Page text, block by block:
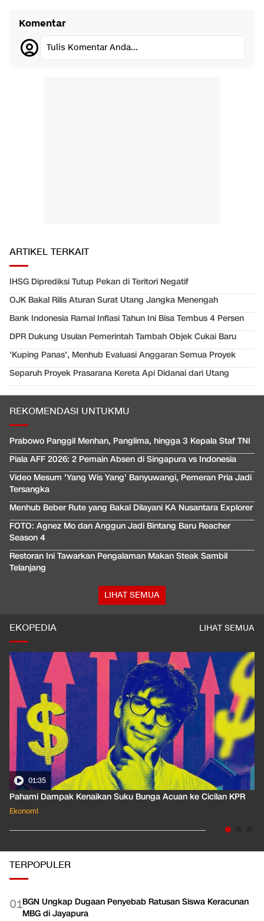
Komentar
Tulis Komentar Anda...
ARTIKEL TERKAIT
IHSG Diprediksi Tutup Pekan di Teritori Negatif
OJK Bakal Rilis Aturan Surat Utang Jangka Menengah
Bank Indonesia Ramal Inflasi Tahun Ini Bisa Tembus 4 Persen
DPR Dukung Usulan Pemerintah Tambah Objek Cukai Baru
'Kuping Panas', Menhub Evaluasi Anggaran Semua Proyek
Separuh Proyek Prasarana Kereta Api Didanai dari Utang
REKOMENDASI UNTUKMU
Prabowo Panggil Menhan, Panglima, hingga 3 Kepala Staf TNI
Piala AFF 2026: 2 Pemain Absen di Singapura vs Indonesia
Video Mesum 'Yang Wis Yang' Banyuwangi, Pemeran Pria Jadi
Tersangka
Menhub Beber Rute yang Bakal Dilayani KA Nusantara Explorer
FOTO: Agnez Mo dan Anggun Jadi Bintang Baru Reacher
Season 4
Restoran Ini Tawarkan Pengalaman Makan Steak Sambil
Telanjang
LIHAT SEMUA
EKOPEDIA LIHAT SEMUA
01:35
Pahami Dampak Kenaikan Suku Bunga Acuan ke Cicilan KPR
Ekonomi
TERPOPULER
01BGN Ungkap Dugaan Penyebab Ratusan Siswa Keracunan
MBG di Jayapura